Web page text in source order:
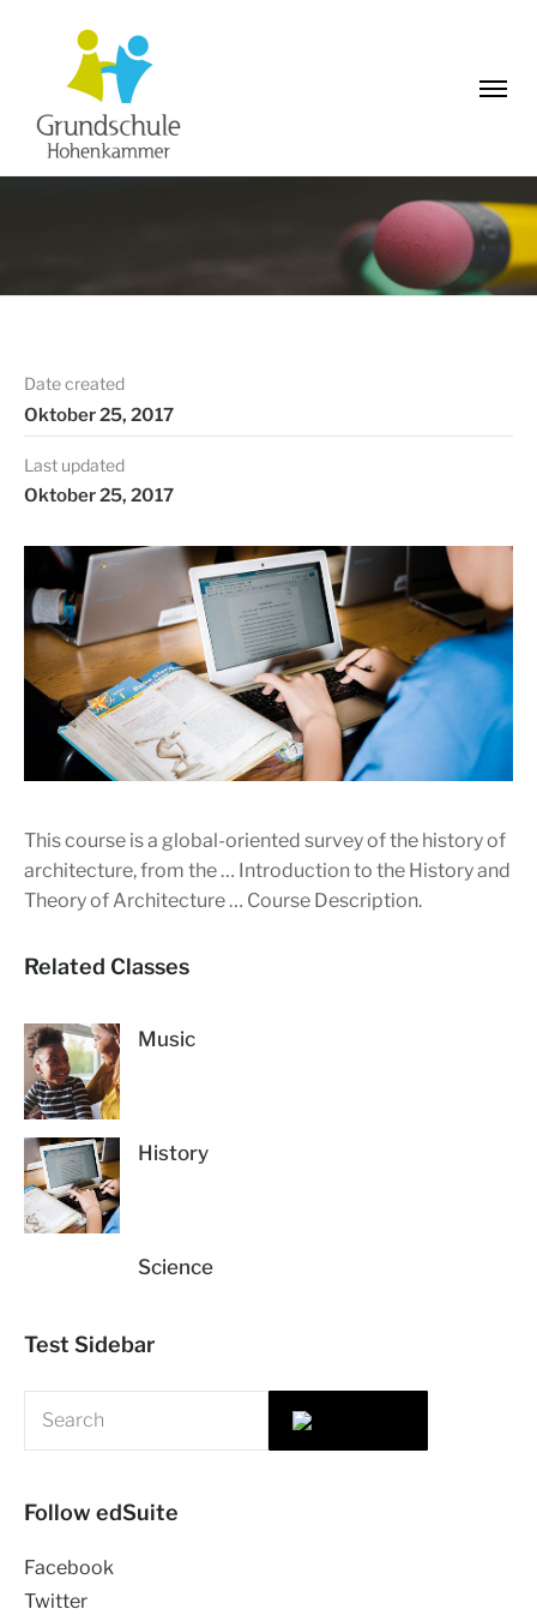
Date created
Oktober 25, 2017
Last updated
Oktober 25, 2017
This course is a global-oriented survey of the history of
architecture, from the … Introduction to the History and
Theory of Architecture … Course Description.
Related Classes
Music
History
Science
Test Sidebar
Follow edSuite
Facebook
Twitter